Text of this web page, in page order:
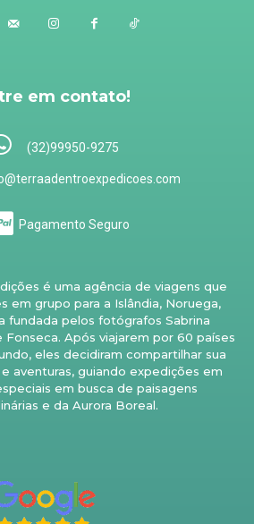
em contato!
(32)99950-9275
Pagamento Seguro
é uma agência de viagens que
em grupo para a Islândia, Noruega,
fundada pelos fotógrafos Sabrina
Fonseca. Após viajarem por 60 países
eles decidiram compartilhar sua
aventuras, guiando expedições em
em busca de paisagens
e da Aurora Boreal.